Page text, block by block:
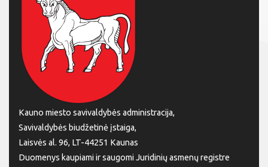
Kauno miesto savivaldybės administracija,
Savivaldybės biudžetinė įstaiga,
Laisvės al. 96, LT-44251 Kaunas
Duomenys kaupiami ir saugomi Juridinių asmenų registre